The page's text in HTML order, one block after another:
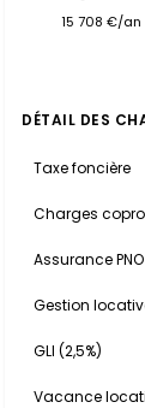
15 708 €/an
DÉTAIL DES
Taxe foncière
Charges
Assurance PNO
Gestion
GLI (2,5%)
Vacance